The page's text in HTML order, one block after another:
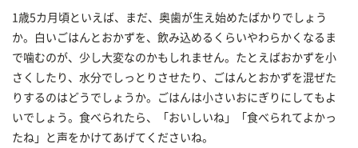
1歳5カ月頃といえば、まだ、奥歯が生え始めたばかりでしょう
か。白いごはんとおかずを、飲み込めるくらいやわらかくなるま
で噛むのが、少し大変なのかもしれません。たとえばおかずを小
さくしたり、水分でしっとりさせたり、ごはんとおかずを混ぜた
りするのはどうでしょうか。ごはんは小さいおにぎりにしてもよ
いでしょう。食べられたら、「おいしいね」「食べられてよかっ
たね」と声をかけてあげてくださいね。